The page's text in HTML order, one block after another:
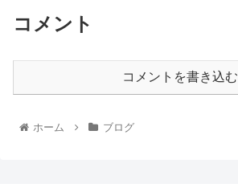
コメント
コメントを書き込む
ホーム ブログ